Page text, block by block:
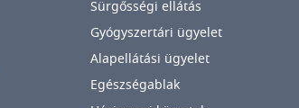
Sürgősségi ellátás
Gyógyszertári ügyelet
Alapellátási ügyelet
Egészségablak